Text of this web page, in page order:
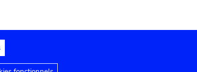
Déclaration d'accessibilité